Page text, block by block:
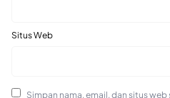
Situs Web
Simpan nama, email, dan situs